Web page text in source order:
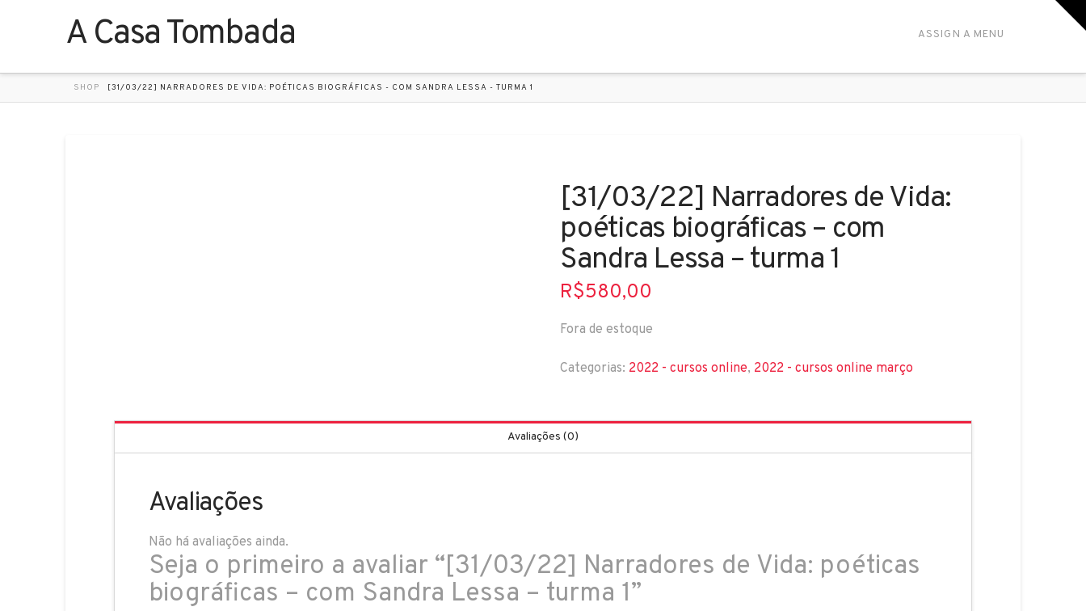
A Casa Tombada ASSIGN A MENU
HOME
SHOP [31/03/22] NARRADORES DE VIDA: POÉTICAS BIOGRÁFICAS - COM SANDRA LESSA - TURMA 1
[31/03/22] Narradores de Vida:
poéticas biográficas – com
Sandra Lessa – turma 1
R$580,00
Fora de estoque
Categorias: 2022 - cursos online, 2022 - cursos online março
Avaliações (0)
Avaliações
Não há avaliações ainda.
Seja o primeiro a avaliar “[31/03/22] Narradores de Vida: poéticas
biográficas – com Sandra Lessa – turma 1”